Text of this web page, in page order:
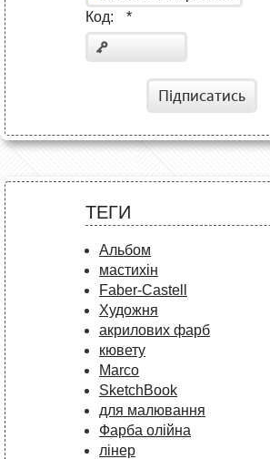
Код: *
Підписатись
ТЕГИ
Альбом
мастихін
Faber-Castell
Художня
акрилових фарб
кювету
Marco
SketchBook
для малювання
Фарба олійна
лінер